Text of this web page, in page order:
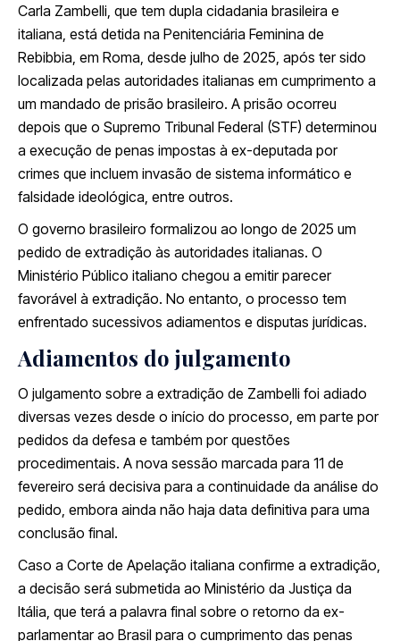
Carla Zambelli, que tem dupla cidadania brasileira e
italiana, está detida na Penitenciária Feminina de
Rebibbia, em Roma, desde julho de 2025, após ter sido
localizada pelas autoridades italianas em cumprimento a
um mandado de prisão brasileiro. A prisão ocorreu
depois que o Supremo Tribunal Federal (STF) determinou
a execução de penas impostas à ex-deputada por
crimes que incluem invasão de sistema informático e
falsidade ideológica, entre outros.
O governo brasileiro formalizou ao longo de 2025 um
pedido de extradição às autoridades italianas. O
Ministério Público italiano chegou a emitir parecer
favorável à extradição. No entanto, o processo tem
enfrentado sucessivos adiamentos e disputas jurídicas.
Adiamentos do julgamento
O julgamento sobre a extradição de Zambelli foi adiado
diversas vezes desde o início do processo, em parte por
pedidos da defesa e também por questões
procedimentais. A nova sessão marcada para 11 de
fevereiro será decisiva para a continuidade da análise do
pedido, embora ainda não haja data definitiva para uma
conclusão final.
Caso a Corte de Apelação italiana confirme a extradição,
a decisão será submetida ao Ministério da Justiça da
Itália, que terá a palavra final sobre o retorno da ex-
parlamentar ao Brasil para o cumprimento das penas